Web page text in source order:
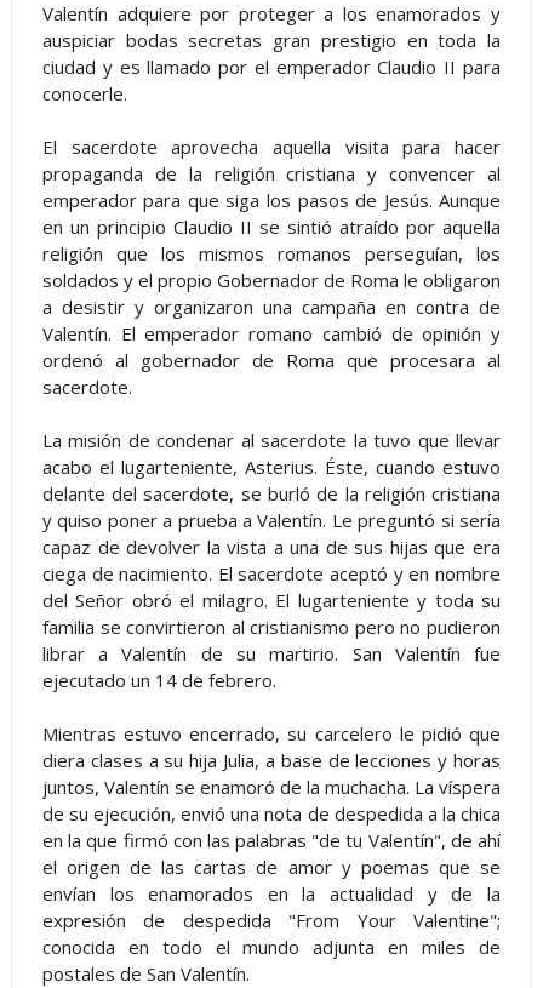
Valentín adquiere por proteger a los enamorados y
auspiciar bodas secretas gran prestigio en toda la
ciudad y es llamado por el emperador Claudio II para
conocerle.
El sacerdote aprovecha aquella visita para hacer
propaganda de la religión cristiana y convencer al
emperador para que siga los pasos de Jesús. Aunque
en un principio Claudio II se sintió atraído por aquella
religión que los mismos romanos perseguían, los
soldados y el propio Gobernador de Roma le obligaron
a desistir y organizaron una campaña en contra de
Valentín. El emperador romano cambió de opinión y
ordenó al gobernador de Roma que procesara al
sacerdote.
La misión de condenar al sacerdote la tuvo que llevar
acabo el lugarteniente, Asterius. Éste, cuando estuvo
delante del sacerdote, se burló de la religión cristiana
y quiso poner a prueba a Valentín. Le preguntó si sería
capaz de devolver la vista a una de sus hijas que era
ciega de nacimiento. El sacerdote aceptó y en nombre
del Señor obró el milagro. El lugarteniente y toda su
familia se convirtieron al cristianismo pero no pudieron
librar a Valentín de su martirio. San Valentín fue
ejecutado un 14 de febrero.
Mientras estuvo encerrado, su carcelero le pidió que
diera clases a su hija Julia, a base de lecciones y horas
juntos, Valentín se enamoró de la muchacha. La víspera
de su ejecución, envió una nota de despedida a la chica
en la que firmó con las palabras "de tu Valentín", de ahí
el origen de las cartas de amor y poemas que se
envían los enamorados en la actualidad y de la
expresión de despedida "From Your Valentine";
conocida en todo el mundo adjunta en miles de
postales de San Valentín.